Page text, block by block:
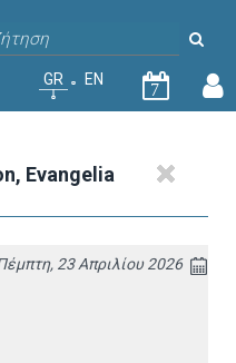
GR EN
7
Evangelia
23 Απριλίου 2026